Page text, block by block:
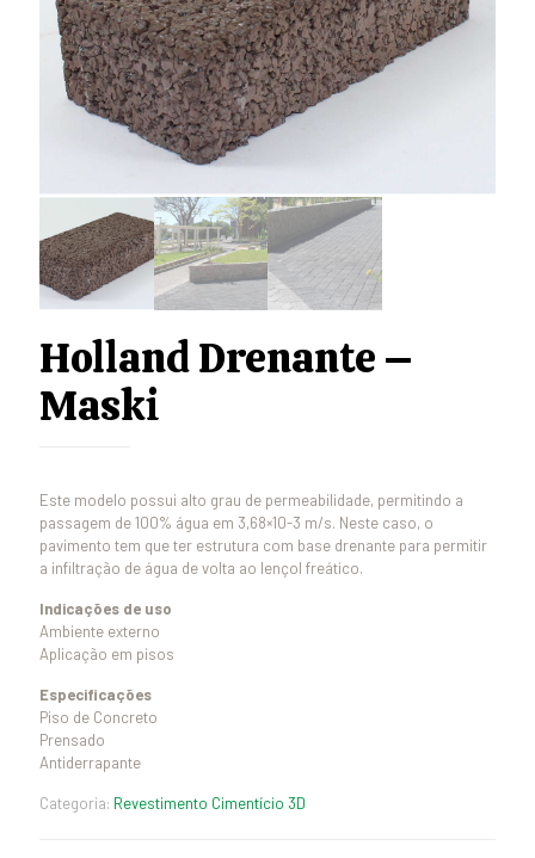
Holland Drenante –
Maski
Este modelo possui alto grau de permeabilidade, permitindo a
passagem de 100% água em 3,68×10-3 m/s. Neste caso, o
pavimento tem que ter estrutura com base drenante para permitir
a infiltração de água de volta ao lençol freático.
Indicações de uso
Ambiente externo
Aplicação em pisos
Especificações
Piso de Concreto
Prensado
Antiderrapante
Categoria: Revestimento Cimentício 3D